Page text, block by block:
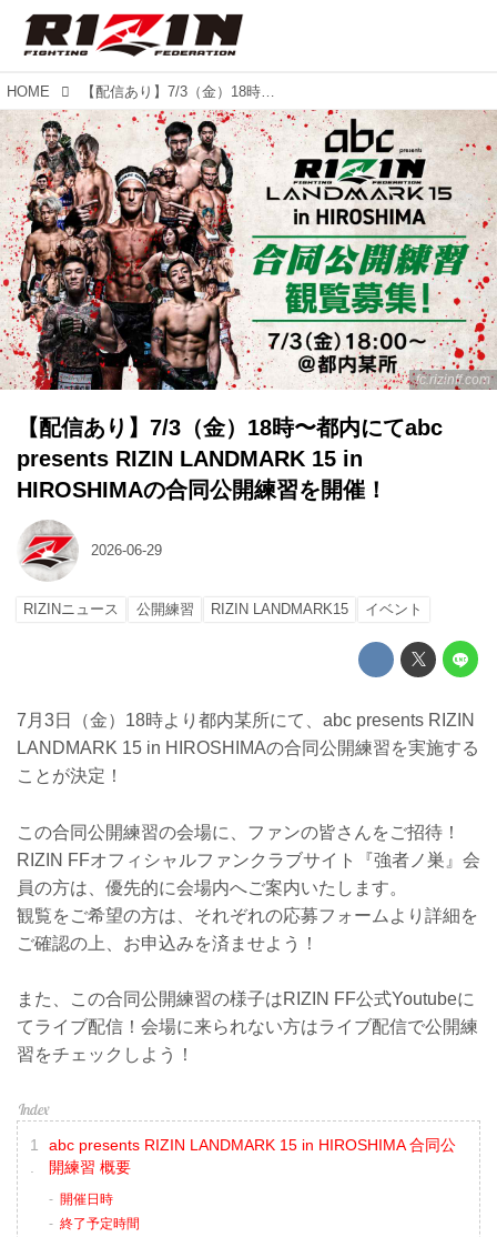
HOME 【配信あり】7/3（金）18時〜都内にてabc presents RIZIN LANDMARK 15 in HIROSHIMAの合同公開練習を開催！
fc.rizinff.com
【配信あり】7/3（金）18時〜都内にてabc
presents RIZIN LANDMARK 15 in
HIROSHIMAの合同公開練習を開催！
2026-06-29
RIZINニュース 公開練習 RIZIN LANDMARK15 イベント
7月3日（金）18時より都内某所にて、abc presents RIZIN
LANDMARK 15 in HIROSHIMAの合同公開練習を実施する
ことが決定！
この合同公開練習の会場に、ファンの皆さんをご招待！
RIZIN FFオフィシャルファンクラブサイト『強者ノ巣』会
員の方は、優先的に会場内へご案内いたします。
観覧をご希望の方は、それぞれの応募フォームより詳細を
ご確認の上、お申込みを済ませよう！
また、この合同公開練習の様子はRIZIN FF公式Youtubeに
てライブ配信！会場に来られない方はライブ配信で公開練
習をチェックしよう！
abc presents RIZIN LANDMARK 15 in HIROSHIMA 合同公
開練習 概要
開催日時
終了予定時間